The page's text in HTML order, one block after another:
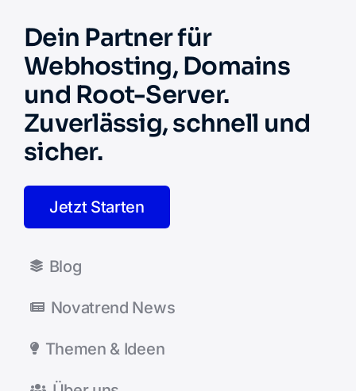
Dein Partner für
Webhosting, Domains
und Root-Server.
Zuverlässig, schnell und
sicher.
Jetzt Starten
Blog
Novatrend News
Themen & Ideen